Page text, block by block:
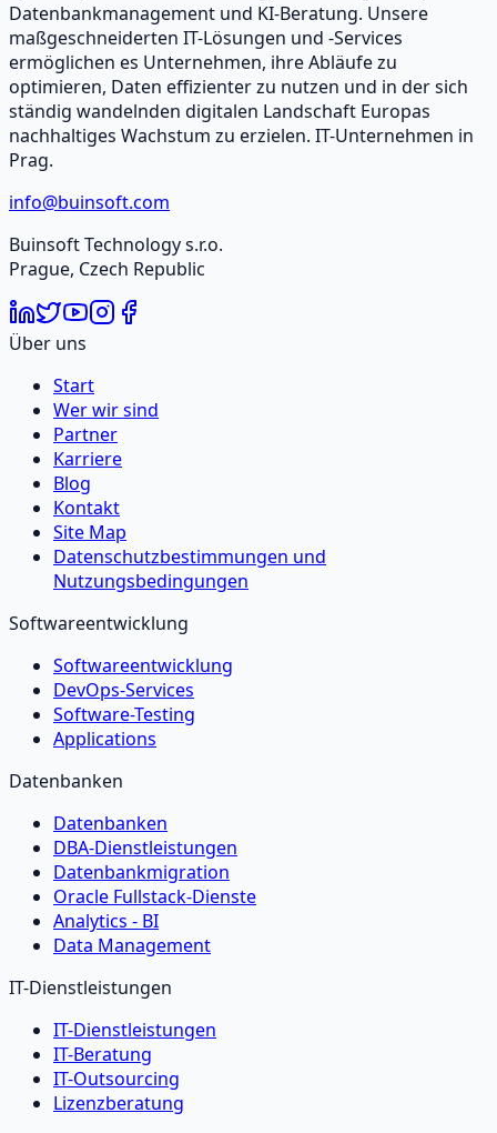
Datenbankmanagement und KI-Beratung. Unsere
maßgeschneiderten IT-Lösungen und -Services
ermöglichen es Unternehmen, ihre Abläufe zu
optimieren, Daten effizienter zu nutzen und in der sich
ständig wandelnden digitalen Landschaft Europas
nachhaltiges Wachstum zu erzielen. IT-Unternehmen in
Prag.
info@buinsoft.com
Buinsoft Technology s.r.o.
Prague, Czech Republic
Über uns
Start
Wer wir sind
Partner
Karriere
Blog
Kontakt
Site Map
Datenschutzbestimmungen und
Nutzungsbedingungen
Softwareentwicklung
Softwareentwicklung
DevOps-Services
Software-Testing
Applications
Datenbanken
Datenbanken
DBA-Dienstleistungen
Datenbankmigration
Oracle Fullstack-Dienste
Analytics - BI
Data Management
IT-Dienstleistungen
IT-Dienstleistungen
IT-Beratung
IT-Outsourcing
Lizenzberatung